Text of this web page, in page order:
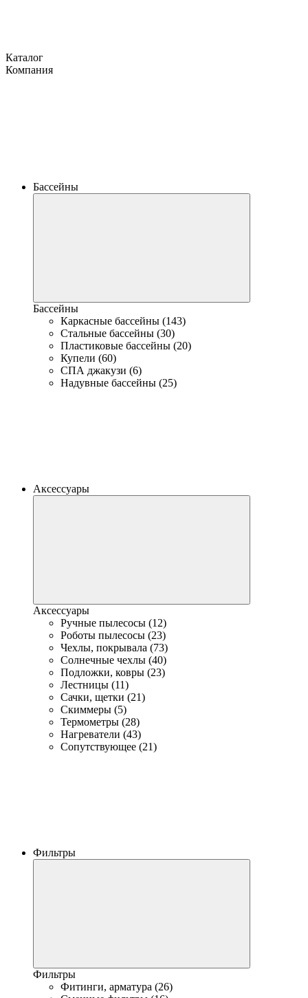
Каталог
Компания
Бассейны
Бассейны
Каркасные бассейны (143)
Стальные бассейны (30)
Пластиковые бассейны (20)
Купели (60)
СПА джакузи (6)
Надувные бассейны (25)
Аксессуары
Аксессуары
Ручные пылесосы (12)
Роботы пылесосы (23)
Чехлы, покрывала (73)
Солнечные чехлы (40)
Подложки, ковры (23)
Лестницы (11)
Сачки, щетки (21)
Скиммеры (5)
Термометры (28)
Нагреватели (43)
Сопутствующее (21)
Фильтры
Фильтры
Фитинги, арматура (26)